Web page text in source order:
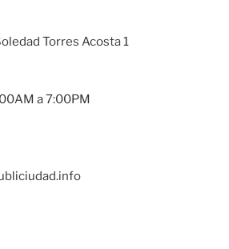
Torres Acosta 1
a 7:00PM